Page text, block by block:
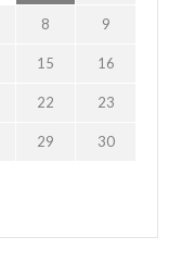
8 9
15 16
22 23
29 30